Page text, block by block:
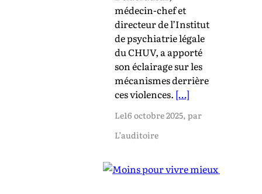
médecin-chef et
directeur de l’Institut
de psychiatrie légale
du CHUV, a apporté
son éclairage sur les
mécanismes derrière
ces violences. […]
Le16 octobre 2025, par
L’auditoire